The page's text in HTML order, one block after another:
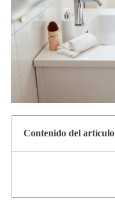
Contenido del artículo